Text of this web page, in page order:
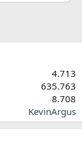
4.713
635.763
8.708
KevinArgus